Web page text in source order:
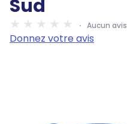
Sud
Aucun avis
Donnez votre avis